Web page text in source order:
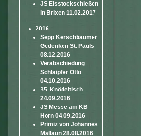
JS Eisstockschießen
in Brixen 11.02.2017
2016
Sepp Kerschbaumer
Gedenken St. Pauls
08.12.2016
Verabschiedung
Schlaipfer Otto
04.10.2016
35. Knödeltisch
24.09.2016
JS Messe am KB
Horn 04.09.2016
Primiz von Johannes
Mallaun 28.08.2016